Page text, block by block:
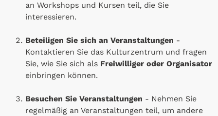
an Workshops und Kursen teil, die Sie
interessieren.
Beteiligen Sie sich an Veranstaltungen -
Kontaktieren Sie das Kulturzentrum und fragen
Sie, wie Sie sich als Freiwilliger oder Organisator
einbringen können.
Besuchen Sie Veranstaltungen - Nehmen Sie
regelmäßig an Veranstaltungen teil, um andere